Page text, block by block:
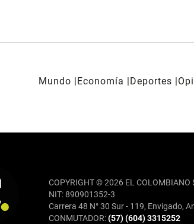
Mundo Economía Deportes
COPYRIGHT © 2026 EL COLOMBIANO
NIT: 890901352-3
Carrera 48 N° 30 Sur - 119, Envigado,
CONMUTADOR:(57) (604) 3315252